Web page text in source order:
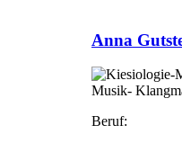
Anna
Musik-
Beruf: